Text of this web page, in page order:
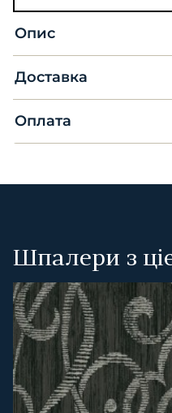
Опис
Доставка
Оплата
Шпалери з